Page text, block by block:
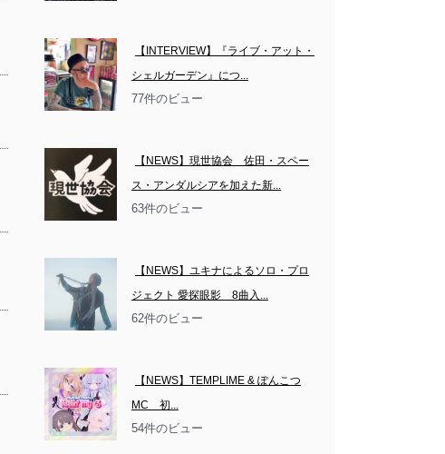
【INTERVIEW】『ライブ・アット・
シェルガーデン』につ...
77件のビュー
【NEWS】現世協会　佐田・スペー
ス・アンダルシアを加えた新...
63件のビュー
【NEWS】ユキナによるソロ・プロ
ジェクト 愛探眼影　8曲入...
62件のビュー
【NEWS】TEMPLIME & ぽんこつ
MC　初...
54件のビュー